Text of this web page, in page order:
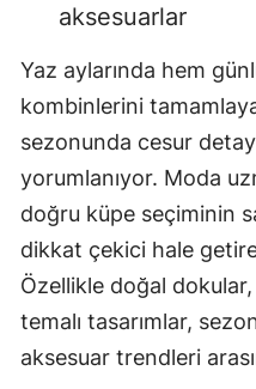
aksesuarlar
Yaz aylarında hem
kombinlerini
sezonunda cesur
yorumlanıyor. Moda
doğru küpe seçiminin
dikkat çekici hale
Özellikle doğal
temalı tasarımlar,
aksesuar trendleri